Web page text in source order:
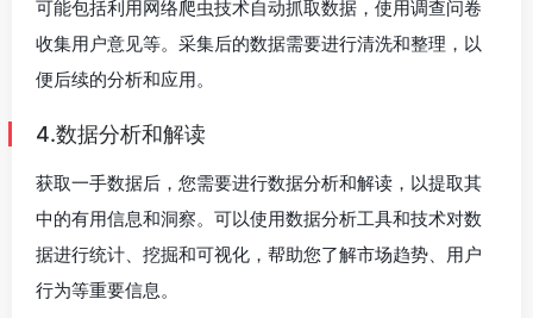
可能包括利用网络爬虫技术自动抓取数据，使用调查问卷
收集用户意见等。采集后的数据需要进行清洗和整理，以
便后续的分析和应用。
4.数据分析和解读
获取一手数据后，您需要进行数据分析和解读，以提取其
中的有用信息和洞察。可以使用数据分析工具和技术对数
据进行统计、挖掘和可视化，帮助您了解市场趋势、用户
行为等重要信息。